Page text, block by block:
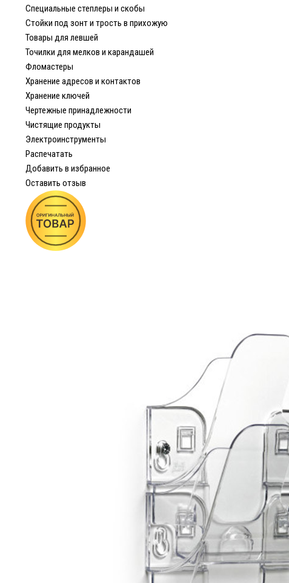
Специальные степлеры и скобы
Стойки под зонт и трость в прихожую
Товары для левшей
Точилки для мелков и карандашей
Фломастеры
Хранение адресов и контактов
Хранение ключей
Чертежные принадлежности
Чистящие продукты
Электроинструменты
Распечатать
Добавить в избранное
Оставить отзыв